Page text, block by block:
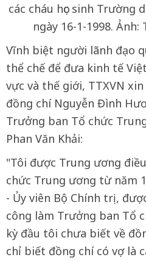
các cháu học sinh Trường
ngày 16-1-1998.
Vĩnh biệt người lãnh đạo
thể chế để đưa kinh tế
vực và thế giới, TTXVN
đồng chí Nguyễn Đình
Trưởng ban Tổ chức
Phan Văn Khải:
"Tôi được Trung ương
chức Trung ương từ năm
- Ủy viên Bộ Chính trị,
công làm Trưởng ban Tổ
kỳ đầu tôi chưa biết về
chỉ biết đồng chí có vợ là